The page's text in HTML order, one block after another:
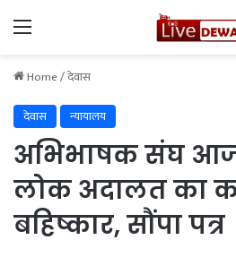
Home/देवास
देवास
न्यायालय
अभिभाषक संघ आज
लोक अदालत का
बहिष्कार, सौंपा पत्र